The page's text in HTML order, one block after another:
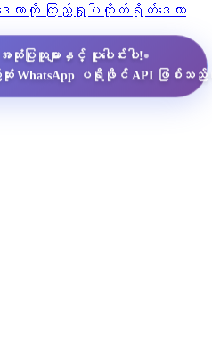
ေတာကို ကြည့်ရှုပါ တိုက်ရိုက်ဒေတာ
သုံးပြုသူများနှင့် ပူးပေါင်းပါ!•
ည်းဆုံး WhatsApp ပရိုဖိုင် API ဖြစ်သ